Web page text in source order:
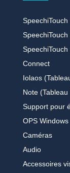
Connect
Iolaos
Note
Support pour
OPS Windows
Caméras
Audio
Accessoires